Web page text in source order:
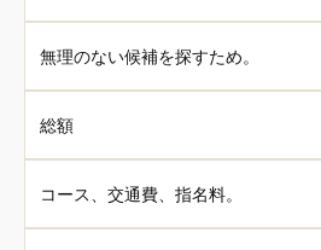
無理のない候補を探すため。
総額
コース、交通費、指名料。